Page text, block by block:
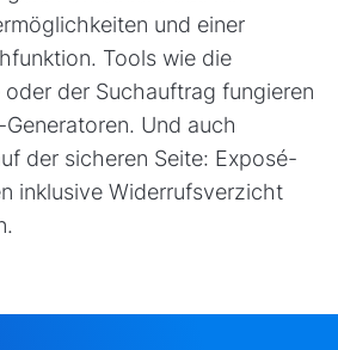
und einer
Tools wie die
der Suchauftrag fungieren
Und auch
der sicheren Seite: Exposé-
inklusive Widerrufsverzicht